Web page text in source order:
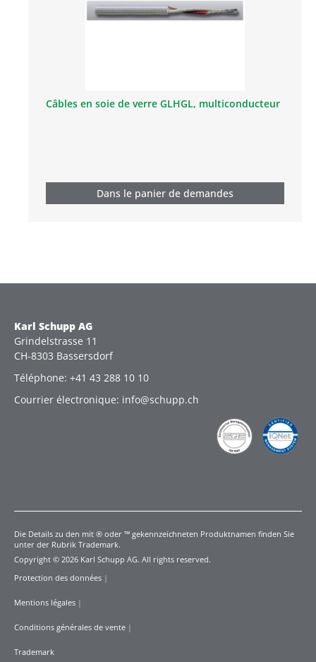
Câbles en soie de verre GLHGL, multiconducteur
Dans le panier de demandes
Karl Schupp AG
Grindelstrasse 11
CH-8303 Bassersdorf
Téléphone: +41 43 288 10 10
Courrier électronique: info@schupp.ch
Die Details zu den mit ® oder ™ gekennzeichneten Produktnamen finden Sie
unter der Rubrik Trademark.
Copyright © 2026 Karl Schupp AG. All rights reserved.
Protection des données |
Mentions légales |
Conditions générales de vente |
Trademark